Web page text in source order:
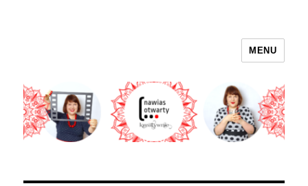
MENU